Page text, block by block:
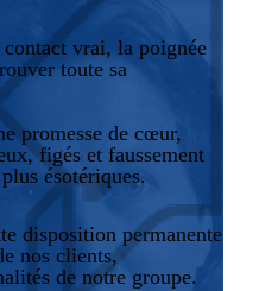
vrai, la poignée
toute sa
promesse de cœur,
figés et faussement
ésotériques.
disposition permanente
nos clients,
de notre groupe.